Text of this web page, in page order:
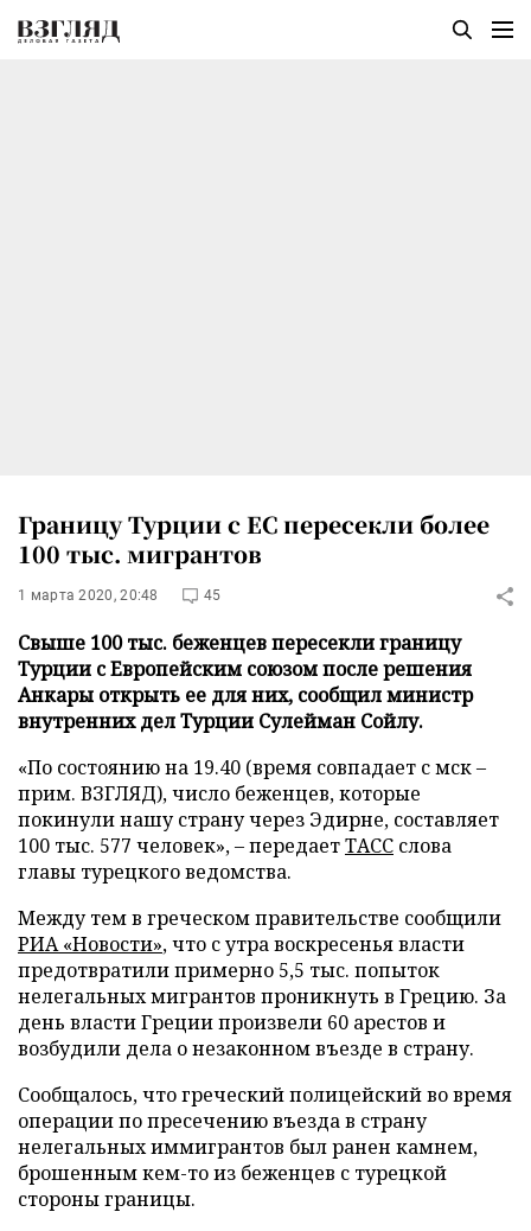
Границу Турции с ЕС пересекли более
100 тыс. мигрантов
1 марта 2020, 20:48 45
Свыше 100 тыс. беженцев пересекли границу
Турции с Европейским союзом после решения
Анкары открыть ее для них, сообщил министр
внутренних дел Турции Сулейман Сойлу.
«По состоянию на 19.40 (время совпадает с мск –
прим. ВЗГЛЯД), число беженцев, которые
покинули нашу страну через Эдирне, составляет
100 тыс. 577 человек», – передаетТАСС слова
главы турецкого ведомства.
Между тем в греческом правительстве сообщили
РИА «Новости», что с утра воскресенья власти
предотвратили примерно 5,5 тыс. попыток
нелегальных мигрантов проникнуть в Грецию. За
день власти Греции произвели 60 арестов и
возбудили дела о незаконном въезде в страну.
Сообщалось, что греческий полицейский во время
операции по пресечению въезда в страну
нелегальных иммигрантов был ранен камнем,
брошенным кем-то из беженцев с турецкой
стороны границы.